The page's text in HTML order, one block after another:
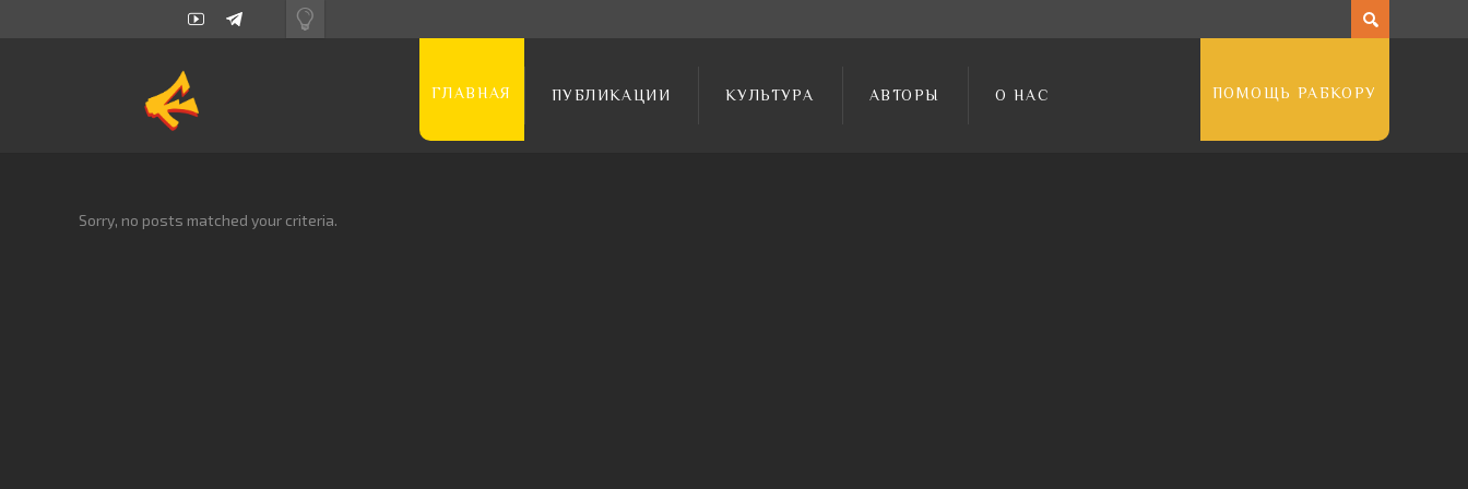
ГЛАВНАЯ ПУБЛИКАЦИИ КУЛЬТУРА АВТОРЫ О НАС ПОМОЩЬ РАБКОРУ
Sorry, no posts matched your criteria.